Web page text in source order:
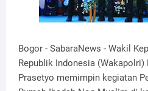
Bogor - SabaraNews - Wakil
Republik Indonesia (Wakapolri)
Prasetyo memimpin kegiatan